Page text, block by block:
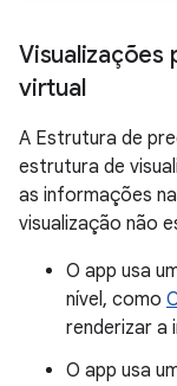
Visualizações
virtual
A Estrutura de
estrutura de
as informações
visualização não
O app usa
nível, como
renderizar a
O app usa